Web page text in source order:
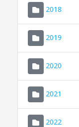
2018
2019
2020
2021
2022